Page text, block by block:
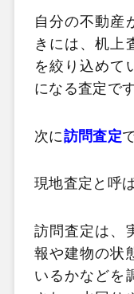
自分の不動産
きには、机上
を絞り込めて
になる査定です
次に訪問査定
現地査定と呼
訪問査定は、
報や建物の状
いるかなどを